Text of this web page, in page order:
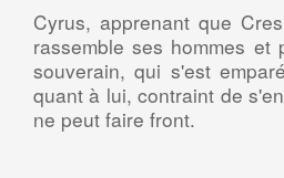
Cyrus, apprenant que
rassemble ses hommes
souverain, qui s'est
quant à lui, contraint de
ne peut faire front.